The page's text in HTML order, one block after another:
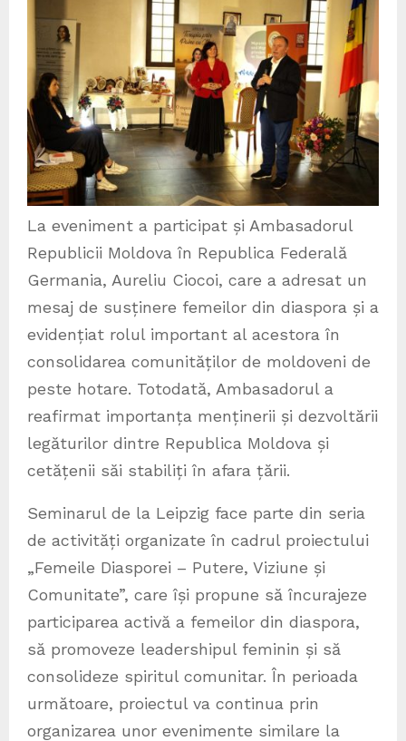
La eveniment a participat și Ambasadorul
Republicii Moldova în Republica Federală
Germania, Aureliu Ciocoi, care a adresat un
mesaj de susținere femeilor din diaspora și a
evidențiat rolul important al acestora în
consolidarea comunităților de moldoveni de
peste hotare. Totodată, Ambasadorul a
reafirmat importanța menținerii și dezvoltării
legăturilor dintre Republica Moldova și
cetățenii săi stabiliți în afara țării.
Seminarul de la Leipzig face parte din seria
de activități organizate în cadrul proiectului
„Femeile Diasporei – Putere, Viziune și
Comunitate”, care își propune să încurajeze
participarea activă a femeilor din diaspora,
să promoveze leadershipul feminin și să
consolideze spiritul comunitar. În perioada
următoare, proiectul va continua prin
organizarea unor evenimente similare la